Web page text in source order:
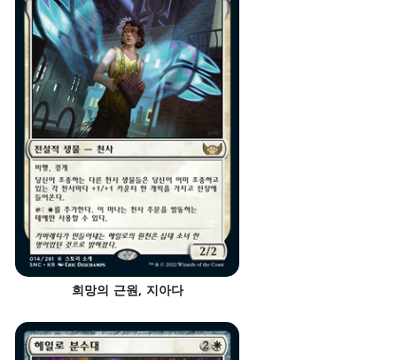
희망의 근원, 지아다